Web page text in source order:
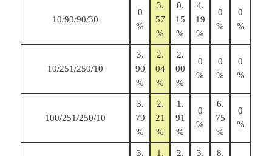
10/90/90/30
0
%
3.
57
%
0.
15
%
4.
19
%
0
%
0
%
10/251/250/10
3.
90
%
2.
04
%
2.
00
%
0
%
0
%
0
%
100/251/250/10
3.
79
%
2.
21
%
1.
91
%
0
%
6.
75
%
0
%
3. 1. 2. 3. 8.